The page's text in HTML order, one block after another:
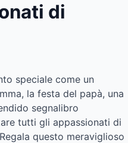
di
speciale come un
la festa del papà, una
segnalibro
tutti gli appassionati di
questo meraviglioso